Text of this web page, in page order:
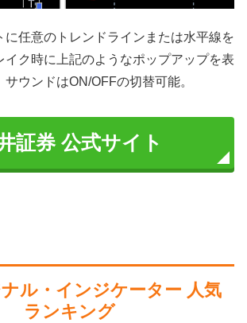
に任意のトレンドラインまたは水平線を
イク時に上記のようなポップアップを表
ウンドはON/OFFの切替可能。
証券 公式サイト
ル・インジケーター 人気
ランキング